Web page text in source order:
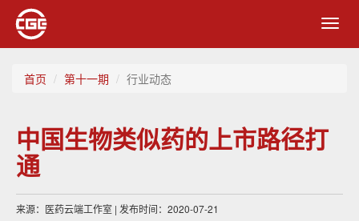
首页 第十一期 行业动态
中国生物类似药的上市路径打
通
来源：医药云端工作室 | 发布时间：2020-07-21